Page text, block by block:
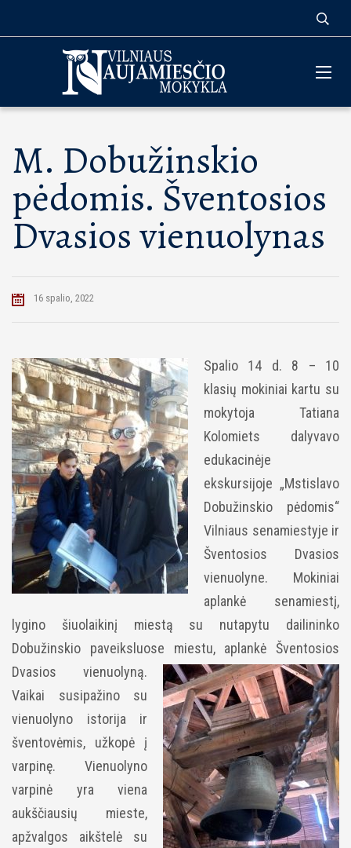
M. Dobužinskio
pėdomis. Šventosios
Dvasios vienuolynas
16 spalio, 2022
Spalio 14 d. 8 – 10
klasių mokiniai kartu su
mokytoja Tatiana
Kolomiets dalyvavo
edukacinėje
ekskursijoje „Mstislavo
Dobužinskio pėdomis“
Vilniaus senamiestyje ir
Šventosios Dvasios
vienuolyne. Mokiniai
aplankė senamiestį,
lygino šiuolaikinį miestą su nutapytu dailininko
Dobužinskio paveiksluose miestu, aplankė Šventosios
Dvasios vienuolyną.
Vaikai susipažino su
vienuolyno istorija ir
šventovėmis, užkopė į
varpinę. Vienuolyno
varpinė yra viena
aukščiausių mieste,
apžvalgos aikštelė su